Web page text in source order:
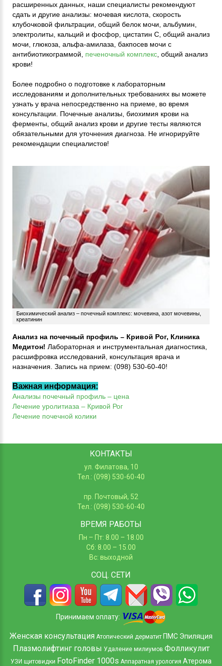
расширенных данных, наши специалисты рекомендуют
сдать и другие анализы: мочевая кислота, скорость
клубочковой фильтрации, общий белок мочи, альбумин,
электролиты, кальций и фосфор, цистатин С, общий анализ
мочи, глюкоза, альфа-амилаза, бакпосев мочи с
антибиотикограммой, печеночный комплекс, общий анализ
крови!
Более подробно о подготовке к лабораторным
исследованиям и дополнительных требованиях вы можете
узнать у врача непосредственно на приеме, во время
консультации. Почечные анализы, биохимия крови на
ферменты, общий анализ крови и другие тесты являются
обязательными для уточнения диагноза. Не игнорируйте
рекомендации специалистов!
Биохимический анализ – почечный комплекс: мочевина, азот мочевины,
креатинин
Анализ на почечный профиль – Кривой Рог, Клиника
Медитон! Лабораторная и инструментальная диагностика,
расшифровка исследований, консультация врача и
назначения. Запись на прием: (098) 530-60-40!
Важная информация:
Анализы почечный профиль – цена
Лечение уролитиаза – Кривой Рог
Лечение почечной колики
КОНТАКТЫ
ул. Филатова, 10
Тел.: (098) 530-60-40
пр. Почтовый, 52
Тел.: (098) 530-60-40
ВРЕМЯ РАБОТЫ
Пн – Пт: 8.00 – 18.00
Сб: 8.00 – 15.00
Вс: выходной
СОЦ. СЕТИ
Принимаем оплату:
Женская консультация Атопический дерматит ПМС Эпиляция
Плазмолифтинг головы Удаление милиумов Фолликулит
УЗИ щитовидки FotoFinder 1000s Аппаратная урология Атерома